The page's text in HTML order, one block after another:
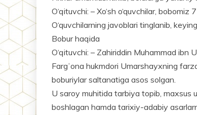
O‘qituvchi: – Xo‘sh o‘quvchilar,
O‘quvchilarning javoblari tinglanib,
Bobur haqida
O‘qituvchi: – Zahiriddin Muhammad ibn
Fargʻona hukmdori Umarshayxning
boburiylar saltanatiga asos solgan.
U saroy muhitida tarbiya topib, maxsus
boshlagan hamda tarixiy-adabiy